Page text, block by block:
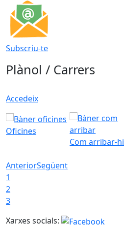
Subscriu-te
Plànol / Carrers
Accedeix
Oficines
Com arribar-hi
AnteriorSegüent
1
2
3
Xarxes socials: